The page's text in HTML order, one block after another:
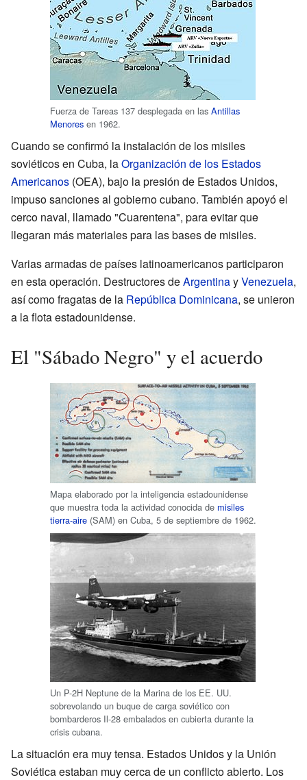
Fuerza de Tareas 137 desplegada en las Antillas
Menores en 1962.
Cuando se confirmó la instalación de los misiles
soviéticos en Cuba, laOrganización de los Estados
Americanos (OEA), bajo la presión de Estados Unidos,
impuso sanciones al gobierno cubano. También apoyó el
cerco naval, llamado "Cuarentena", para evitar que
llegaran más materiales para las bases de misiles.
Varias armadas de países latinoamericanos participaron
en esta operación. Destructores deArgentinayVenezuela,
así como fragatas de la República Dominicana, se unieron
a la flota estadounidense.
El "Sábado Negro" y el acuerdo
Mapa elaborado por la inteligencia estadounidense
que muestra toda la actividad conocida de misiles
tierra-aire (SAM) en Cuba, 5 de septiembre de 1962.
Un P-2H Neptune de la Marina de los EE. UU.
sobrevolando un buque de carga soviético con
bombarderos Il-28 embalados en cubierta durante la
crisis cubana.
La situación era muy tensa. Estados Unidos y la Unión
Soviética estaban muy cerca de un conflicto abierto. Los